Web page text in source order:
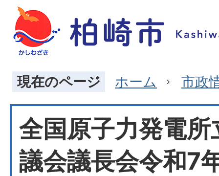
現在のページ ホーム 市政
全国原子力発電所
議会議長会令和7